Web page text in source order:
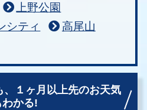
上野公園
シティ
高尾山
１ヶ月以上先のお天気
わかる!